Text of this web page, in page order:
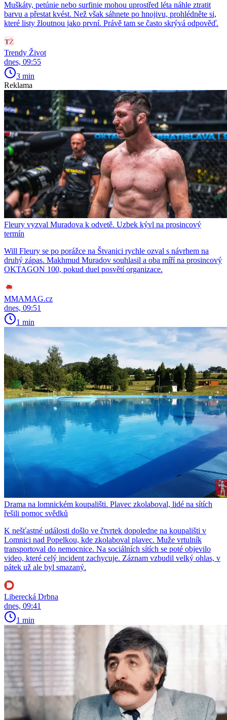
Muškáty, petúnie nebo surfinie mohou uprostřed léta náhle ztratit
barvu a přestat kvést. Než však sáhnete po hnojivu, prohlédněte si,
které listy žloutnou jako první. Právě tam se často skrývá odpověď.
Trendy Život
dnes, 09:55
3 min
Reklama
Fleury vyzval Muradova k odvetě. Uzbek kývl na prosincový
termín
Will Fleury se po porážce na Štvanici rychle ozval s návrhem na
druhý zápas. Makhmud Muradov souhlasil a oba míří na prosincový
OKTAGON 100, pokud duel posvětí organizace.
MMAMAG.cz
dnes, 09:51
1 min
Drama na lomnickém koupališti. Plavec zkolaboval, lidé na sítích
řešili pomoc svědků
K nešťastné události došlo ve čtvrtek dopoledne na koupališti v
Lomnici nad Popelkou, kde zkolaboval plavec. Muže vrtulník
transportoval do nemocnice. Na sociálních sítích se poté objevilo
video, které celý incident zachycuje. Záznam vzbudil velký ohlas, v
pátek už ale byl smazaný.
Liberecká Drbna
dnes, 09:41
1 min